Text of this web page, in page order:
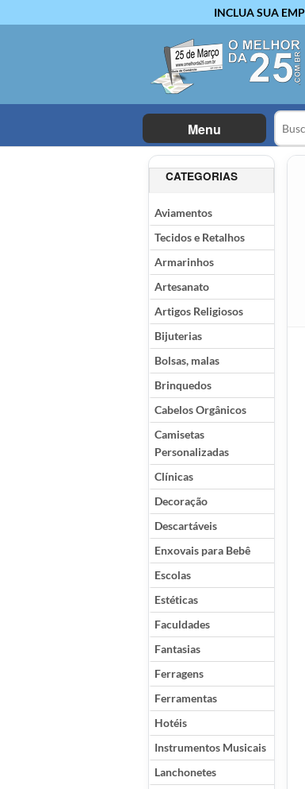
INCLUA SUA
Menu
CATEGORIAS
Aviamentos
Tecidos e Retalhos
Armarinhos
Artesanato
Artigos Religiosos
Bijuterias
Bolsas, malas
Brinquedos
Cabelos Orgânicos
Camisetas
Personalizadas
Clínicas
Decoração
Descartáveis
Enxovais para Bebê
Escolas
Estéticas
Faculdades
Fantasias
Ferragens
Ferramentas
Hotéis
Instrumentos Musicais
Lanchonetes